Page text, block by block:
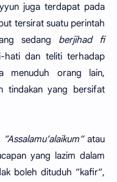
juga terdapat pada
tersirat suatu perintah
sedang berjihad fi
hati dan teliti terhadap
menuduh orang lain,
tindakan yang bersifat
”Assalamu’alaikum”atau
yang lazim dalam
boleh dituduh ”kafir”,